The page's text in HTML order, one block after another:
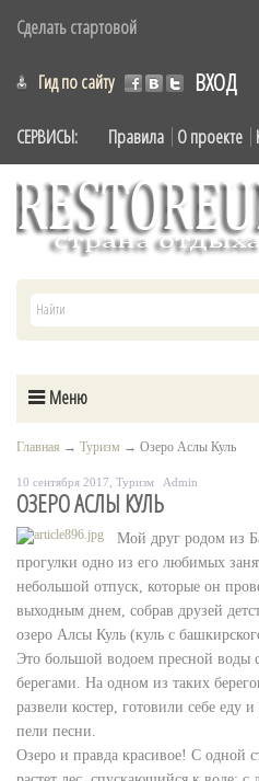
Сделать стартовой
ВХОД
Гид по сайту
СЕРВИСЫ: Правила О проекте
Меню
Главная → Туризм → Озеро Аслы Куль
10 сентября 2017, Туризм Admin
ОЗЕРО АСЛЫ КУЛЬ
Мой друг родом из
прогулки одно из его любимых
небольшой отпуск, которые он
выходным днем, собрав друзей
озеро Алсы Куль (куль с
Это большой водоем пресной воды
берегами. На одном из таких
развели костер, готовили себе еду
пели песни.
Озеро и правда красивое! С одной